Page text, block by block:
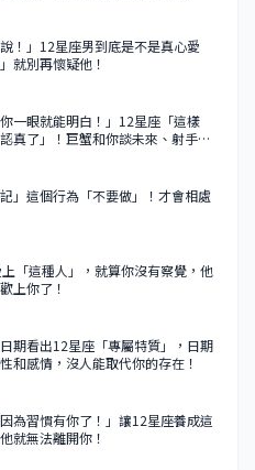
說！」12星座男到底是不是真心愛
就別再懷疑他！
你一眼就能明白！」12星座「這樣
真了」！巨蟹和你談未來、射手為
」這個行為「不要做」！才會相處
「這種人」，就算你沒有察覺，他
上你了！
日期看出12星座「專屬特質」，日期
和感情，沒人能取代你的存在！
因為習慣有你了！」讓12星座養成這
就無法離開你！